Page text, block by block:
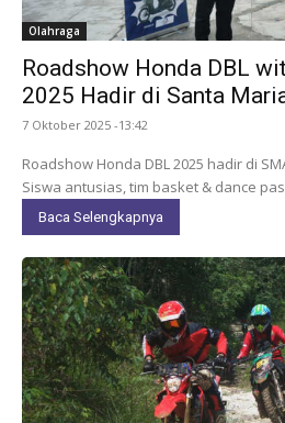
Olahraga
Roadshow Honda DBL
2025 Hadir di Santa
7 Oktober 2025 -13:42
Roadshow Honda DBL 2025 hadir di
Siswa antusias, tim basket & dance
Baca Selengkapnya